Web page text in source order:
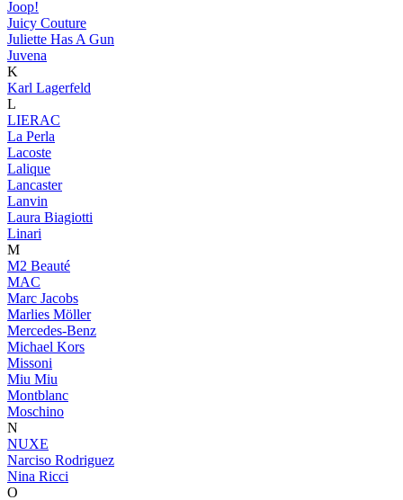
Joop!
Juicy Couture
Juliette Has A Gun
Juvena
K
Karl Lagerfeld
L
LIERAC
La Perla
Lacoste
Lalique
Lancaster
Lanvin
Laura Biagiotti
Linari
M
M2 Beauté
MAC
Marc Jacobs
Marlies Möller
Mercedes-Benz
Michael Kors
Missoni
Miu Miu
Montblanc
Moschino
N
NUXE
Narciso Rodriguez
Nina Ricci
O